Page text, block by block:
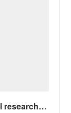
How to welcome a new international researcher into your team